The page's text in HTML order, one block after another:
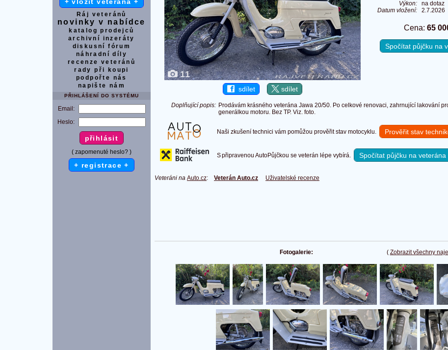
Ráj veteránů
novinky v nabídce
katalog prodejců
archivní inzeráty
diskusní fórum
náhradní díly
recenze veteránů
rady při koupi
podpořte nás
napište nám
PŘIHLÁŠENÍ DO SYSTÉMU
Email:
Heslo:
( zapomenuté heslo? )
+ registrace +
11
sdílet sdílet
Výkon:
na dotaz
Datum vložení:
2.7.2026
Cena: 65
Spočítat půjčku na
Doplňující popis: Prodávám krásného veterána Jawa 20/50. Po celkové renovaci, zahrnující lakování
generálkou motoru. Bez TP. Viz. foto.
Naši zkušení technici vám pomůžou prověřit stav motocyklu. Prověřit stav
S připravenou AutoPůjčkou se veterán lépe vybírá. Spočítat půjčku na veterána
Veteráni na Auto.cz: Veterán Auto.cz Uživatelské recenze
( Zobrazit všechny
Fotogalerie: